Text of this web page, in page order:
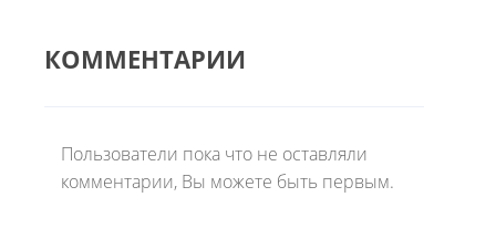
КОММЕНТАРИИ
Пользователи пока что не оставляли
комментарии, Вы можете быть первым.